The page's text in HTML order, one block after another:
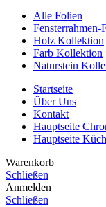
Alle Folien
Fensterrahmen-
Holz Kollektion
Farb Kollektion
Naturstein
Startseite
Über Uns
Kontakt
Hauptseite
Hauptseite
Warenkorb
Schließen
Anmelden
Schließen